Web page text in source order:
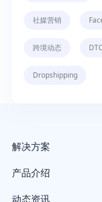
社媒营销
跨境动态 DTC
Dropshipping
解决方案
产品介绍
动态资讯